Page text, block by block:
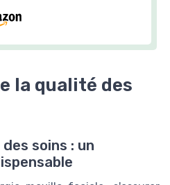
la qualité des
soins : un